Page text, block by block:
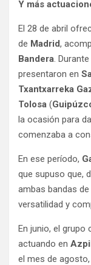
Y más
El 28 de abril
de Madrid,
Bandera.
presentaron en
Txantxarreka
Tolosa (
la ocasión para
comenzaba a
En ese período,
que supuso que,
ambas bandas
versatilidad y
En junio, el
actuando en
el mes de